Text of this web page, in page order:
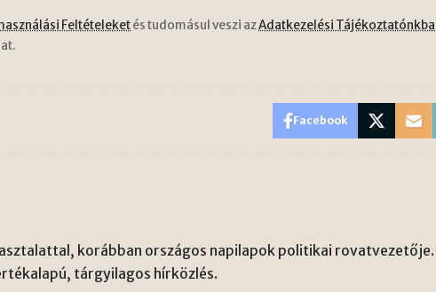
Feltételeketés tudomásul veszi azAdatkezelési
Facebook
korábban országos napilapok politikai rovatvezetője.
tárgyilagos hírközlés.